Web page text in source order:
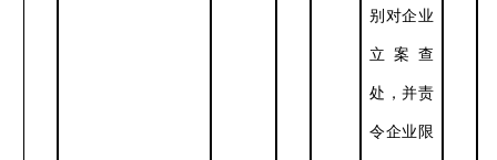
别对企业
立案查
处，并责
令企业限